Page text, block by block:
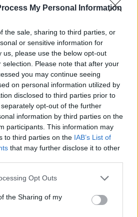
My Personal Information
the sale, sharing to third parties, or
or sensitive information for
us, please use the below opt-out
Please note that after your
you may continue seeing
on personal information utilized by
disclosed to third parties prior to
opt-out of the further
information by third parties on the
participants. This information may
to third parties on the IAB’s List of
that may further disclose it to other
Opt Outs
the Sharing of my
che, ieri sera,
in video il
assassino
a
lo smalto
...
per